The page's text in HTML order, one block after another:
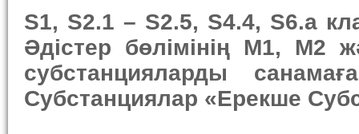
S1, S2.1 – S2.5, S4.4, S6.а
Әдістер бөлімінің М1, М2
субстанцияларды
Субстанциялар «Ерекше